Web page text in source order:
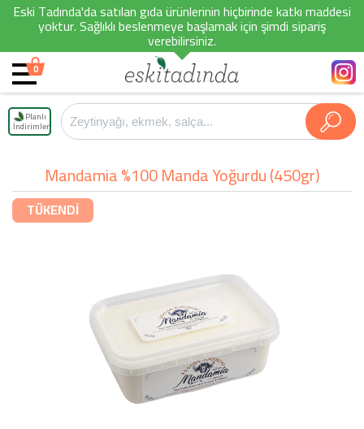
Eski Tadında'da satılan gıda ürünlerinin hiçbirinde katkı maddesi
yoktur. Sağlıklı beslenmeye başlamak için şimdi sipariş
verebilirsiniz.
0
Planlı
İndirimler
Mandamia %100 Manda Yoğurdu (450gr)
TÜKENDİ